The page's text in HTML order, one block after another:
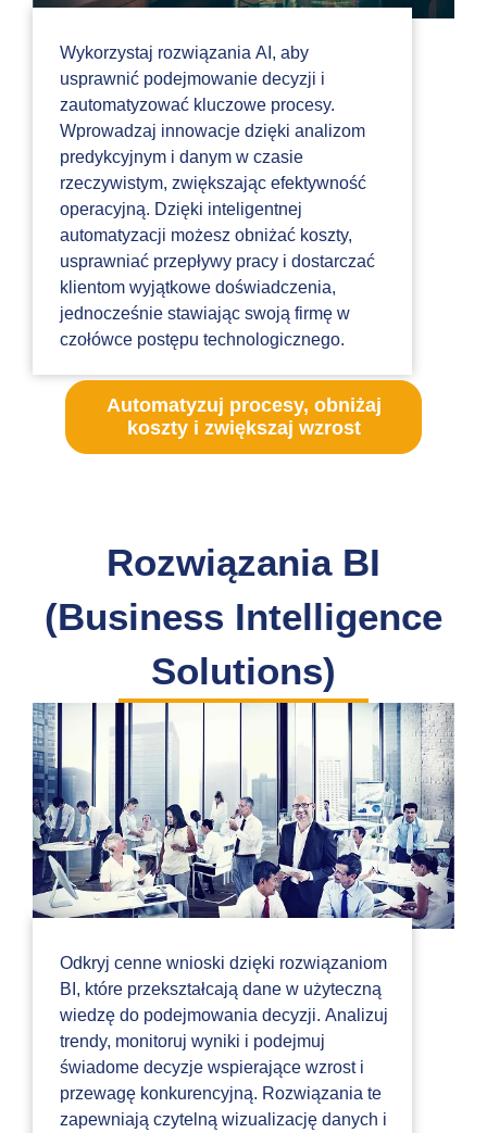
Wykorzystaj rozwiązania AI, aby
usprawnić podejmowanie decyzji i
zautomatyzować kluczowe procesy.
Wprowadzaj innowacje dzięki analizom
predykcyjnym i danym w czasie
rzeczywistym, zwiększając efektywność
operacyjną. Dzięki inteligentnej
automatyzacji możesz obniżać koszty,
usprawniać przepływy pracy i dostarczać
klientom wyjątkowe doświadczenia,
jednocześnie stawiając swoją firmę w
czołówce postępu technologicznego.
Automatyzuj procesy, obniżaj
koszty i zwiększaj wzrost
Rozwiązania BI
(Business Intelligence
Solutions)
Odkryj cenne wnioski dzięki rozwiązaniom
BI, które przekształcają dane w użyteczną
wiedzę do podejmowania decyzji. Analizuj
trendy, monitoruj wyniki i podejmuj
świadome decyzje wspierające wzrost i
przewagę konkurencyjną. Rozwiązania te
zapewniają czytelną wizualizację danych i